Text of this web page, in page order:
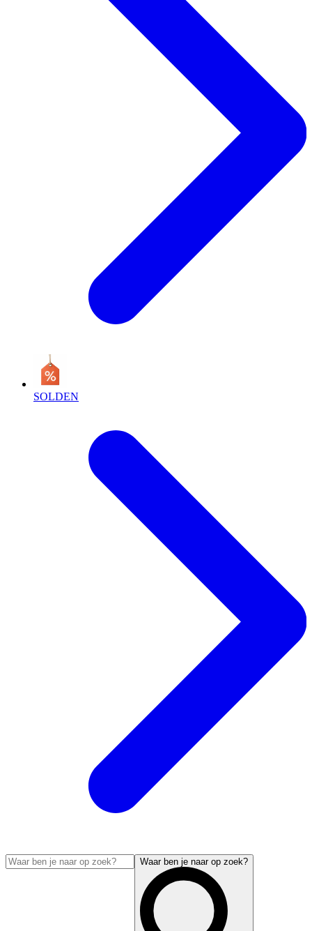
SOLDEN
Waar ben je naar op zoek?